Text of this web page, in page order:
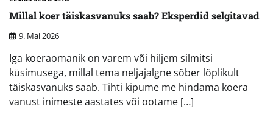
Millal koer täiskasvanuks saab? Eksperdid selgitavad
9. Mai 2026
Iga koeraomanik on varem või hiljem silmitsi
küsimusega, millal tema neljajalgne sõber lõplikult
täiskasvanuks saab. Tihti kipume me hindama koera
vanust inimeste aastates või ootame […]